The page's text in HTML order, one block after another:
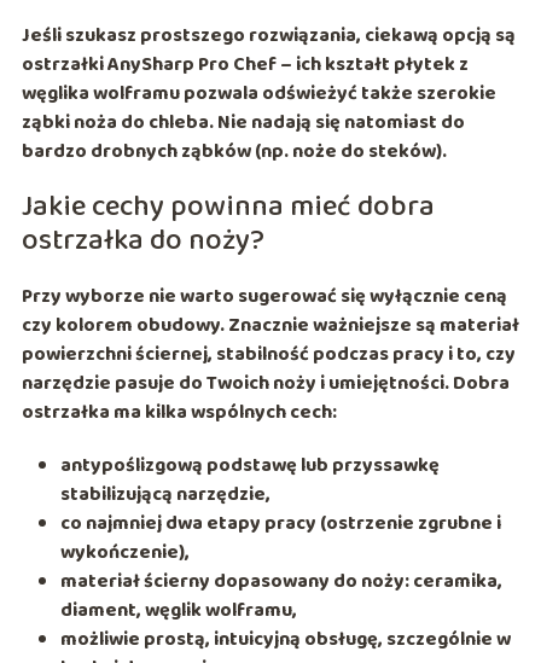
Jeśli szukasz prostszego rozwiązania, ciekawą opcją są
ostrzałkiAnySharp Pro Chef– ich kształt płytek z
węglika wolframu pozwala odświeżyć także szerokie
ząbkinoża do chleba. Nie nadają się natomiast do
bardzo drobnych ząbków (np. noże do steków).
Jakie cechy powinna mieć dobra
ostrzałka do noży?
Przy wyborze nie warto sugerować się wyłącznie ceną
czy kolorem obudowy. Znacznie ważniejsze są materiał
powierzchni ściernej, stabilność podczas pracy i to, czy
narzędzie pasuje do Twoich noży i umiejętności. Dobra
ostrzałka ma kilka wspólnych cech:
antypoślizgową podstawę lub przyssawkę
stabilizującą narzędzie,
co najmniej dwa etapy pracy (ostrzenie zgrubne i
wykończenie),
materiał ścierny dopasowany do noży: ceramika,
diament, węglik wolframu,
możliwie prostą, intuicyjną obsługę, szczególnie w